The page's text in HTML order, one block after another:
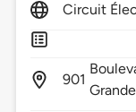
Circuit
901